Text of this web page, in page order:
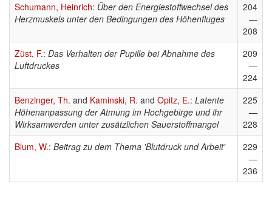
Schumann, Heinrich: Über den Energiestoffwechsel des
Herzmuskels unter den Bedingungen des Höhenfluges
204
—
208
Züst, F.: Das Verhalten der Pupille bei Abnahme des
Luftdruckes
209
—
224
Benzinger, Th. and Kaminski, R. and Opitz, E.: Latente
Höhenanpassung der Atmung im Hochgebirge und ihr
Wirksamwerden unter zusätzlichen Sauerstoffmangel
225
—
228
Blum, W.: Beitrag zu dem Thema 'Blutdruck und Arbeit'
229
—
236